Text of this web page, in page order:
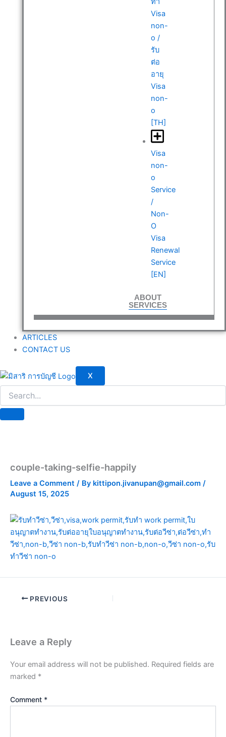
Visa
non-
o /
รับ
ต่อ
อายุ
Visa
non-
o
[TH]
Visa
non-
o
Service
/
Non-
O
Visa
Renewal
Service
[EN]
ABOUT
SERVICES
ARTICLES
CONTACT US
X
couple-taking-selfie-happily
Leave a Comment / By kittipon.jivanupan@gmail.com /
August 15, 2025
PREVIOUS
Leave a Reply
Your email address will not be published. Required fields are
marked *
Comment *